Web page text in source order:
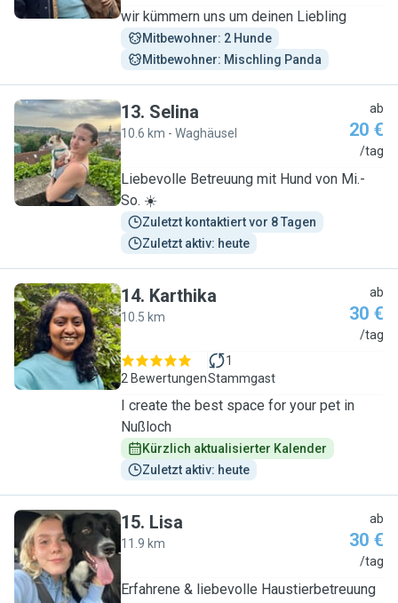
wir kümmern uns um deinen Liebling
Mitbewohner: 2 Hunde
Mitbewohner: Mischling Panda
S
13. Selina
10.6 km - Waghäusel
ab
20 €
/tag
Liebevolle Betreuung mit Hund von Mi.-
So. ☀️
Zuletzt kontaktiert vor 8 Tagen
Zuletzt aktiv: heute
K
14. Karthika
10.5 km
ab
30 €
/tag
2 Bewertungen
1
Stammgast
I create the best space for your pet in
Nußloch
Kürzlich aktualisierter Kalender
Zuletzt aktiv: heute
L
15. Lisa
11.9 km
ab
30 €
/tag
Erfahrene & liebevolle Haustierbetreuung